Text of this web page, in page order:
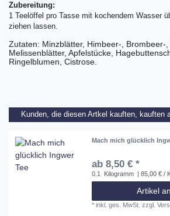
Zubereitung:
1 Teelöffel pro Tasse mit kochendem Wasser
ziehen lassen.
Zutaten: Minzblätter, Himbeer-, Brombeer-,
Melissenblätter, Apfelstücke,
Ringelblumen, Cistrose.
Kunden, die diesen Artkel kauften, kauften
Mach mich glücklich
ab 8,50 € *
0.1 Kilogramm | 85,00 € /
Artikel
*inkl. ges. MwSt. zzgl.